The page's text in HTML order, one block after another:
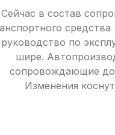
Сейчас в состав
руководство по
шире.
сопровождающие
Изменения